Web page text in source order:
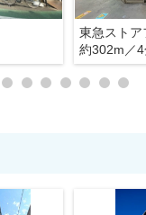
約302m／